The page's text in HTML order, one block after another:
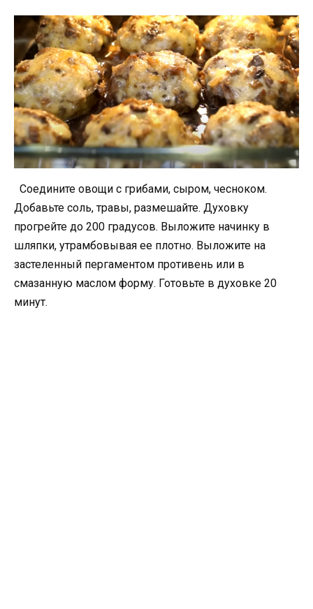
Соедините овощи с грибами, сыром, чесноком.
Добавьте соль, травы, размешайте. Духовку
прогрейте до 200 градусов. Выложите начинку в
шляпки, утрамбовывая ее плотно. Выложите на
застеленный пергаментом противень или в
смазанную маслом форму. Готовьте в духовке 20
минут.